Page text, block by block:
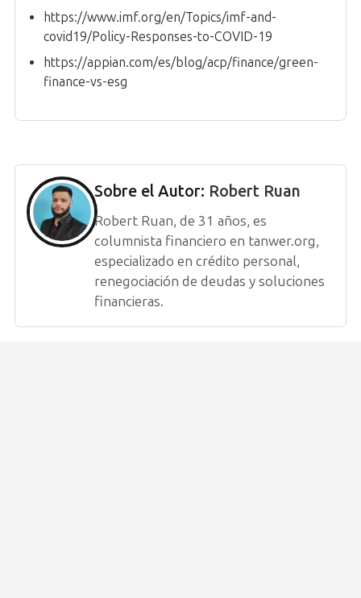
https://www.imf.org/en/Topics/imf-and-
covid19/Policy-Responses-to-COVID-19
https://appian.com/es/blog/acp/finance/green-
finance-vs-esg
Sobre el Autor: Robert Ruan
Robert Ruan, de 31 años, es
columnista financiero en tanwer.org,
especializado en crédito personal,
renegociación de deudas y soluciones
financieras.